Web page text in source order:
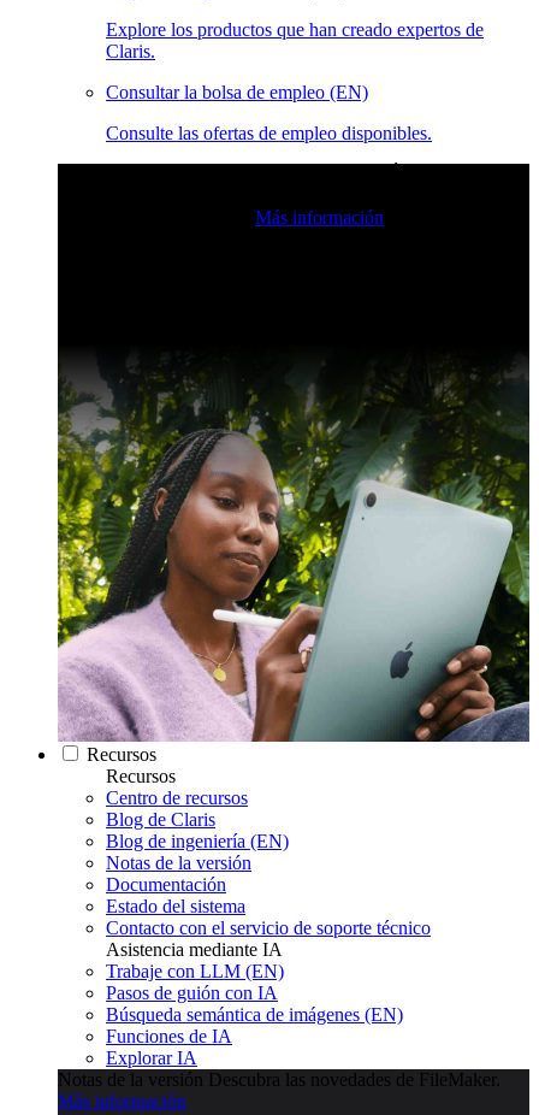
Explore los productos que han creado expertos de
Claris.
Consultar la bolsa de empleo (EN)
Consulte las ofertas de empleo disponibles.
Más información
Recursos
Recursos
Centro de recursos
Blog de Claris
Blog de ingeniería (EN)
Notas de la versión
Documentación
Estado del sistema
Contacto con el servicio de soporte técnico
Asistencia mediante IA
Trabaje con LLM (EN)
Pasos de guión con IA
Búsqueda semántica de imágenes (EN)
Funciones de IA
Explorar IA
Notas de la versión Descubra las novedades de FileMaker.
Más información